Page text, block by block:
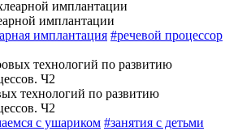
имплантации
имплантация #речевой процессор
технологий по развитию
Ч2
с ушариком #занятия с детьми